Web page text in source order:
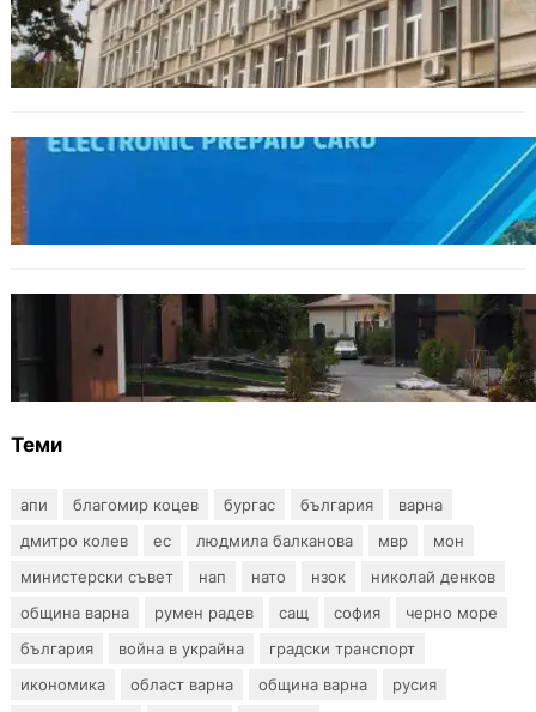
Домашният арест на шофьора, обвинен за
смъртта на моторист, остава в сила
ОБЩЕСТВО
БЪЛГАРИЯ
12 съдебни дела оспорват заповедите за
събаряне на сгради в местността „Баба
Алино“
Теми
апи благомир коцев бургас българия
варна
дмитро колев
ес людмила балканова мвр
мон
министерски съвет
нап нато нзок
николай денков
община варна
румен радев сащ софия
черно море
българия
война в украйна
градски транспорт
икономика
област варна община варна
русия